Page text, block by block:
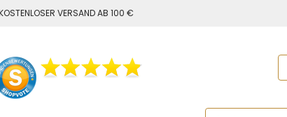
VERSAND AB 100 €